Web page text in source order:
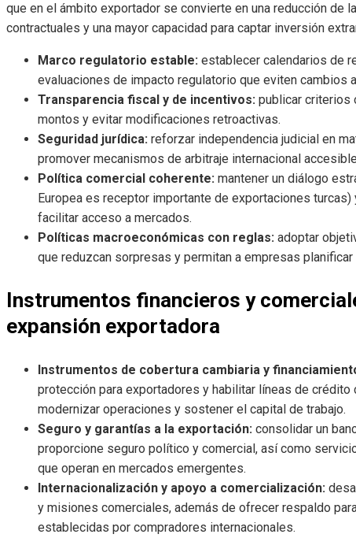
que en el ámbito exportador se convierte en una reducción de
contractuales y una mayor capacidad para captar inversión
Marco regulatorio estable: establecer calendarios de
evaluaciones de impacto regulatorio que eviten cambios
Transparencia fiscal y de incentivos: publicar criterios
montos y evitar modificaciones retroactivas.
Seguridad jurídica: reforzar independencia judicial en
promover mecanismos de arbitraje internacional
Política comercial coherente: mantener un diálogo
Europea es receptor importante de exportaciones
facilitar acceso a mercados.
Políticas macroeconómicas con reglas: adoptar
que reduzcan sorpresas y permitan a empresas
Instrumentos financieros y
expansión exportadora
Instrumentos de cobertura cambiaria y
protección para exportadores y habilitar líneas de
modernizar operaciones y sostener el capital de trabajo.
Seguro y garantías a la exportación: consolidar un
proporcione seguro político y comercial, así como
que operan en mercados emergentes.
Internacionalización y apoyo a comercialización:
y misiones comerciales, además de ofrecer respaldo
establecidas por compradores internacionales.